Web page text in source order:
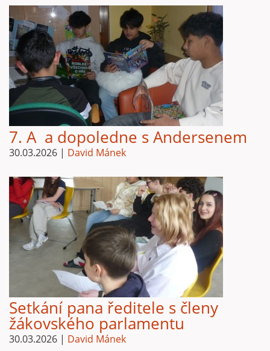
7. A a dopoledne s Andersenem
30.03.2026 | David Mánek
Setkání pana ředitele s členy
žákovského parlamentu
30.03.2026 | David Mánek